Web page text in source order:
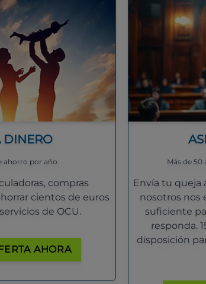
DINERO
ahorro por año
compras
cientos de euros
de OCU.
AHORA
Más de
Envía tu queja
nosotros nos
suficiente
responda.
disposición